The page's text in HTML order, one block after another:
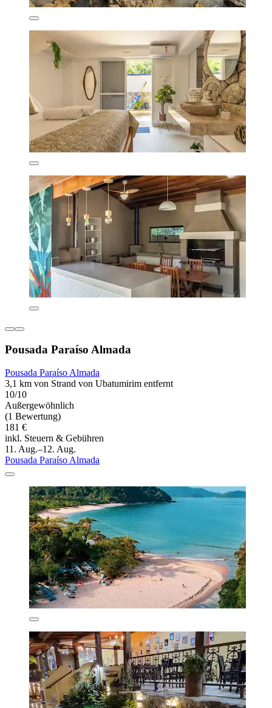
Pousada Paraíso Almada
Pousada Paraíso Almada
3,1 km von Strand von Ubatumirim entfernt
10/10
Außergewöhnlich
(1 Bewertung)
181 €
inkl. Steuern & Gebühren
11. Aug.–12. Aug.
Pousada Paraíso Almada